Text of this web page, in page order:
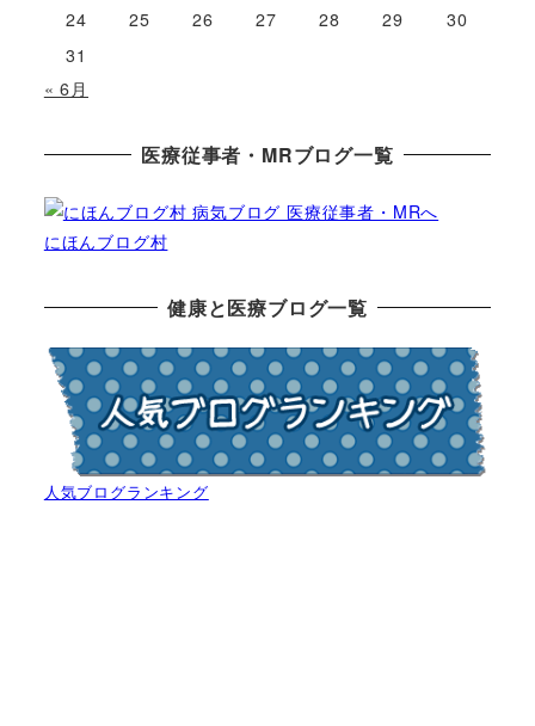
24
25 26 27 28 29
30
31
« 6月
医療従事者・MRブログ一覧
にほんブログ村
健康と医療ブログ一覧
人気ブログランキング